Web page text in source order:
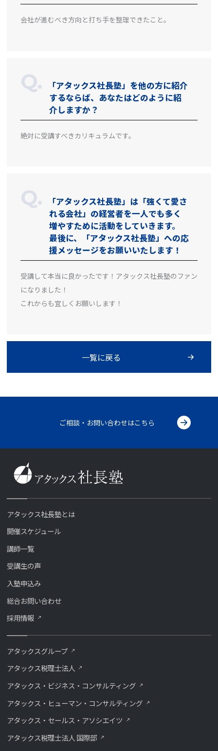
会社が進むべき方向と打ち手を整理できたこと。
「アタックス社長塾」を他の方に紹介
するならば、あなたはどのように紹
介しますか？
絶対に受講すべきカリキュラムです。
「アタックス社長塾」は「強くて愛さ
れる会社」の経営者を一人でも多く
増やすために活動をしていきます。
最後に、「アタックス社長塾」への応
援メッセージをお願いいたします！
受講して本当に良かったです！アタックス社長塾のファン
になりました！
これからも宜しくお願いします！
一覧に戻る
ご相談・お問い合わせはこちら
アタックス社長塾とは
開催スケジュール
講師一覧
受講生の声
入塾申込み
総合お問い合わせ
採用情報
アタックスグループ
アタックス税理士法人
アタックス・ビジネス・コンサルティング
アタックス・ヒューマン・コンサルティング
アタックス・セールス・アソシエイツ
アタックス税理士法人 国際部